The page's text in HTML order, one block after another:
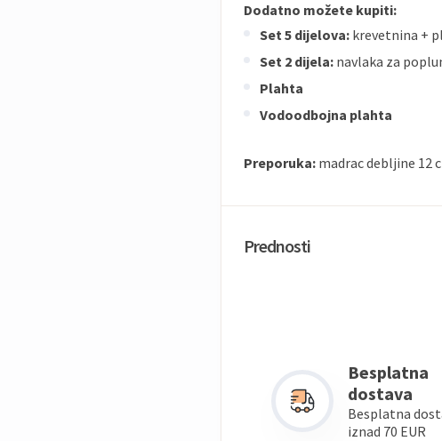
Dodatno možete kupiti:
Set 5 dijelova: krevetnina +
Set 2 dijela: navlaka za
Plahta
Vodoodbojna plahta
Preporuka: madrac debljine 12
Prednosti
Besplatna
dostava
Besplatna
iznad 70 EUR